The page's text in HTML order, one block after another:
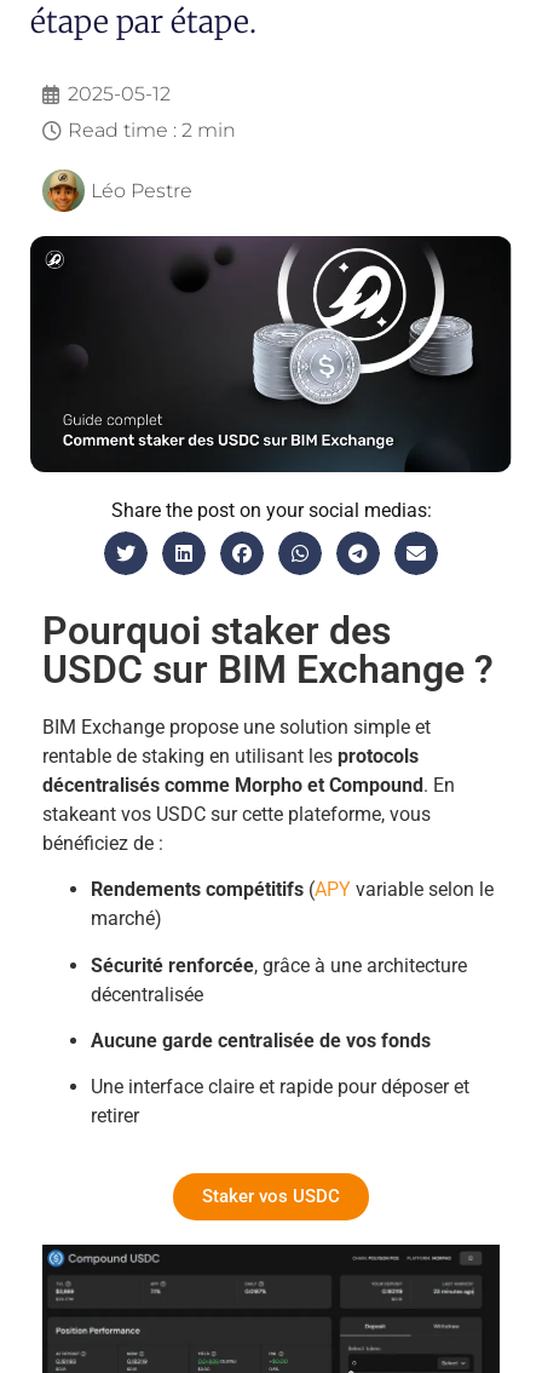
étape par étape.
2025-05-12
Read time : 2 min
Léo Pestre
Share the post on your social medias:
Pourquoi staker des
USDC sur BIM Exchange ?
BIM Exchange propose une solution simple et
rentable de staking en utilisant les protocols
décentralisés comme Morpho et Compound. En
stakeant vos USDC sur cette plateforme, vous
bénéficiez de :
Rendements compétitifs (APY variable selon le
marché)
Sécurité renforcée, grâce à une architecture
décentralisée
Aucune garde centralisée de vos fonds
Une interface claire et rapide pour déposer et
retirer
Staker vos USDC